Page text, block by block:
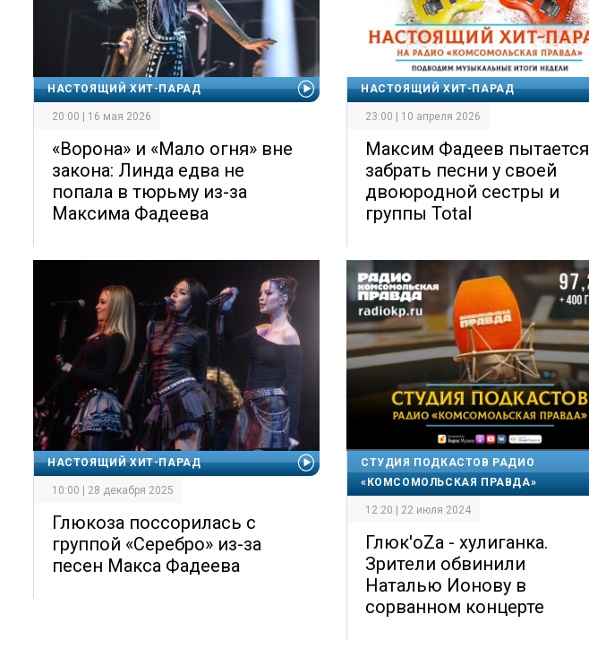
НАСТОЯЩИЙ ХИТ-ПАРАД
20:00 | 16 мая 2026
«Ворона» и «Мало огня» вне
закона: Линда едва не
попала в тюрьму из-за
Максима Фадеева
НАСТОЯЩИЙ ХИТ-ПАРАД
23:00 | 10 апреля 2026
Максим Фадеев пытается
забрать песни у своей
двоюродной сестры и
группы Total
НАСТОЯЩИЙ ХИТ-ПАРАД
10:00 | 28 декабря 2025
Глюкоза поссорилась с
группой «Серебро» из-за
песен Макса Фадеева
СТУДИЯ ПОДКАСТОВ РАДИО
«КОМСОМОЛЬСКАЯ ПРАВДА»
12:20 | 22 июля 2024
Глюк'oZa - хулиганка.
Зрители обвинили
Наталью Ионову в
сорванном концерте